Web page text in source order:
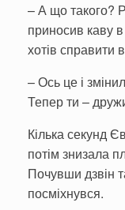
– А що такого?
приносив каву
хотів справити
– Ось це і
Тепер ти –
Кілька секунд
потім знизала
Почувши дзвін
посміхнувся.